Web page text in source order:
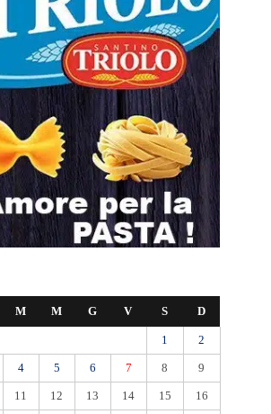
M M G V S D
1 2
4 5 6 7 8 9
11 12 13 14 15 16